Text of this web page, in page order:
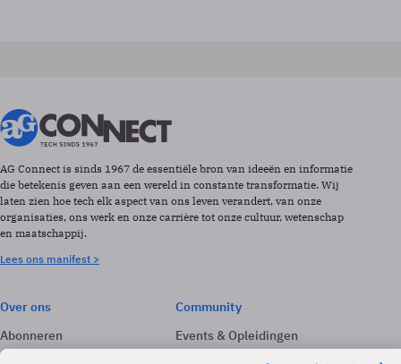
AG Connect is sinds 1967 de essentiële bron van ideeën en informatie
die betekenis geven aan een wereld in constante transformatie. Wij
laten zien hoe tech elk aspect van ons leven verandert, van onze
organisaties, ons werk en onze carrière tot onze cultuur, wetenschap
en maatschappij.
Lees ons manifest >
Over ons
Abonneren
Adverteren
Community
Events & Opleidingen